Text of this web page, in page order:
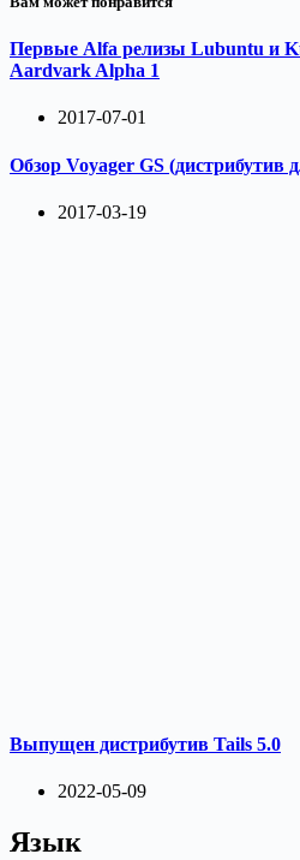
Первые Alfa релизы Lubuntu и
Aardvark Alpha 1
2017-07-01
Обзор Voyager GS (дистрибутив
2017-03-19
Выпущен дистрибутив Tails 5.0
2022-05-09
Язык